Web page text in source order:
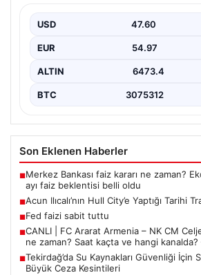
USD 47.60
EUR 54.97
ALTIN 6473.4
BTC 3075312
Son Eklenen Haberler
■Merkez Bankası faiz kararı ne zaman?
ayı faiz beklentisi belli oldu
■Acun Ilıcalı’nın Hull City’e Yaptığı Tarihi
■Fed faizi sabit tuttu
■CANLI | FC Ararat Armenia – NK CM
ne zaman? Saat kaçta ve hangi
■Tekirdağ’da Su Kaynakları Güvenliği İçin
Büyük Ceza Kesintileri